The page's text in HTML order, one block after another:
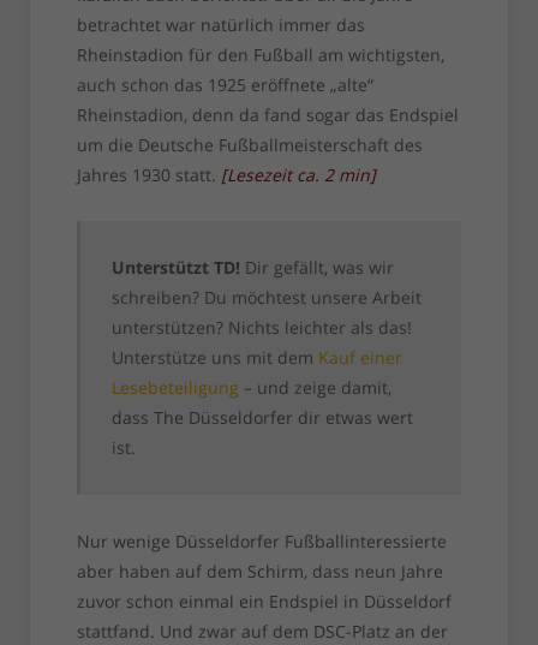
betrachtet war natürlich immer das
Rheinstadion für den Fußball am wichtigsten,
auch schon das 1925 eröffnete „alte“
Rheinstadion, denn da fand sogar das Endspiel
um die Deutsche Fußballmeisterschaft des
Jahres 1930 statt. [Lesezeit ca. 2 min]
Unterstützt TD! Dir gefällt, was wir
schreiben? Du möchtest unsere Arbeit
unterstützen? Nichts leichter als das!
Unterstütze uns mit dem Kauf einer
Lesebeteiligung – und zeige damit,
dass The Düsseldorfer dir etwas wert
ist.
Nur wenige Düsseldorfer Fußballinteressierte
aber haben auf dem Schirm, dass neun Jahre
zuvor schon einmal ein Endspiel in Düsseldorf
stattfand. Und zwar auf dem DSC-Platz an der